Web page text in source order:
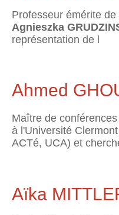
Professeur émérite
Agnieszka
représentation de l
Ahmed
Maître de
à l'Université
ACTé, UCA) et
Aïka